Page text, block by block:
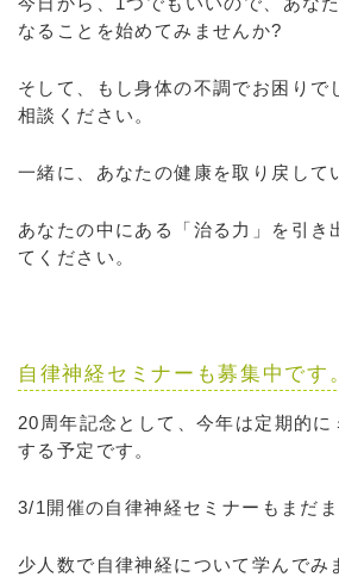
なることを始めてみませんか?
そして、もし身体の不調でお困りで
相談ください。
一緒に、あなたの健康を取り戻して
あなたの中にある「治る力」を引き
てください。
自律神経セミナーも募集中です。
20周年記念として、今年は定期的に
する予定です。
3/1開催の自律神経セミナーもまだま
少人数で自律神経について学んでみ